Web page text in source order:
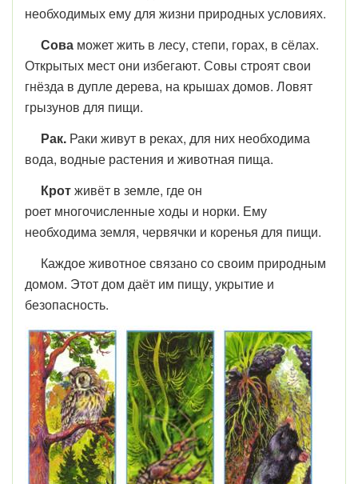
необходимых ему для жизни природных условиях.
Сова может жить в лесу, степи, горах, в сёлах.
Открытых мест они избегают. Совы строят свои
гнёзда в дупле дерева, на крышах домов. Ловят
грызунов для пищи.
Рак. Раки живут в реках, для них необходима
вода, водные растения и животная пища.
Кротживёт в земле, где он
роет многочисленные ходы и норки. Ему
необходима земля, червячки и коренья для пищи.
Каждое животное связано со своим природным
домом. Этот дом даёт им пищу, укрытие и
безопасность.